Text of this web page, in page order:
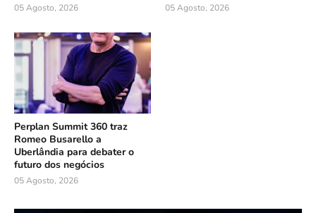
05 Agosto, 2026 05 Agosto, 2026
Perplan Summit 360 traz
Romeo Busarello a
Uberlândia para debater o
futuro dos negócios
05 Agosto, 2026